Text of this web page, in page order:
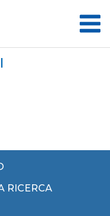
RICERCA